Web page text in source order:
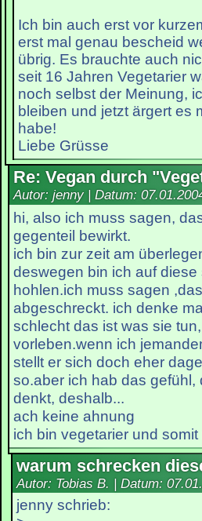
Ich bin auch erst vor
erst mal genau bescheid
übrig. Es brauchte auch
seit 16 Jahren Vegetarier
noch selbst der Meinung,
bleiben und jetzt ärgert es
habe!
Liebe Grüsse
Re: Vegan durch
Autor: jenny | Datum:
hi, also ich muss sagen,
gegenteil bewirkt.
ich bin zur zeit am
deswegen bin ich auf
hohlen.ich muss sagen
abgeschreckt. ich denke
schlecht das ist was sie
vorleben.wenn ich
stellt er sich doch eher
so.aber ich hab das
denkt, deshalb...
ach keine ahnung
ich bin vegetarier und somit
warum schrecken
Autor: Tobias B. | Datum:
jenny schrieb: